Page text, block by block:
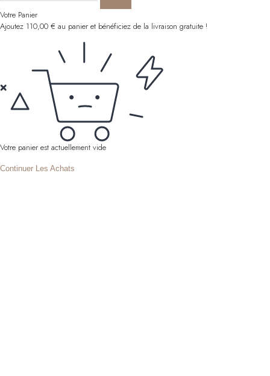
Votre Panier
Ajoutez 110,00 € au panier et bénéficiez de la livraison gratuite !
Votre panier est actuellement vide
Continuer Les Achats